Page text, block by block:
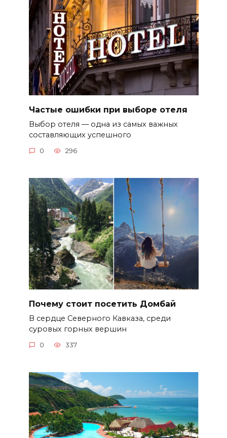
Частые ошибки при выборе отеля
Выбор отеля — одна из самых важных
составляющих успешного
0 296
Почему стоит посетить Домбай
В сердце Северного Кавказа, среди
суровых горных вершин
0 337